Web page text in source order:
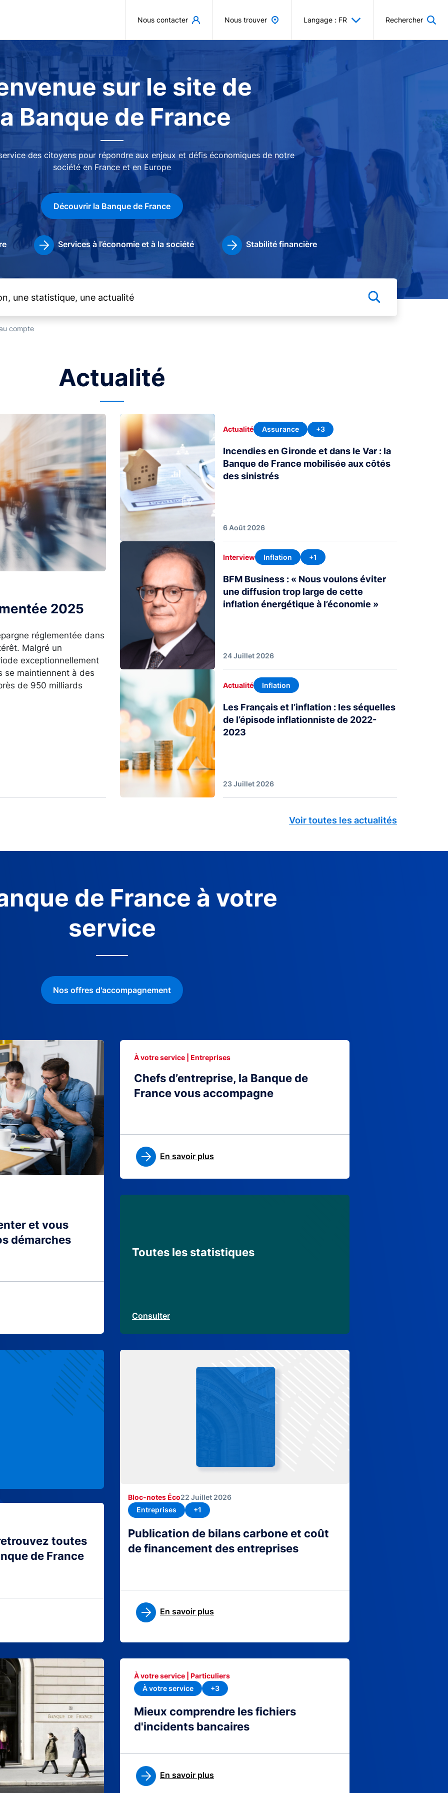
Nous contacter Nous trouver Langage : FR Rechercher
sur le site de
Banque de France
des citoyens pour répondre aux enjeux et défis économiques de notre
société en France et en Europe
Découvrir la Banque de France
Services à l’économie et à la société Stabilité financière
compte
Actualité
2025
réglementée dans
Malgré un
exceptionnellement
se maintiennent à des
de 950 milliards
Image
Actualité Assurance +3
Incendies en Gironde et dans le Var : la
Banque de France mobilisée aux côtés
des sinistrés
6 Août 2026
Interview Inflation +1
BFM Business : « Nous voulons éviter
une diffusion trop large de cette
inflation énergétique à l’économie »
24 Juillet 2026
Image
Actualité Inflation
Les Français et l’inflation : les séquelles
de l’épisode inflationniste de 2022-
2023
23 Juillet 2026
Voir toutes les actualités
de France à votre
service
Nos offres d'accompagnement
et vous
démarches
Chefs d’entreprise, la Banque de
France vous accompagne
À votre service | Entreprises
En savoir plus
Toutes les statistiques
Consulter
Publication de bilans carbone et coût
de financement des entreprises
Bloc-notes Éco22 Juillet 2026
Entreprises
+1
En savoir plus
toutes
de France
Mieux comprendre les fichiers
d'incidents bancaires
À votre service | Particuliers
À votre service
+3
En savoir plus